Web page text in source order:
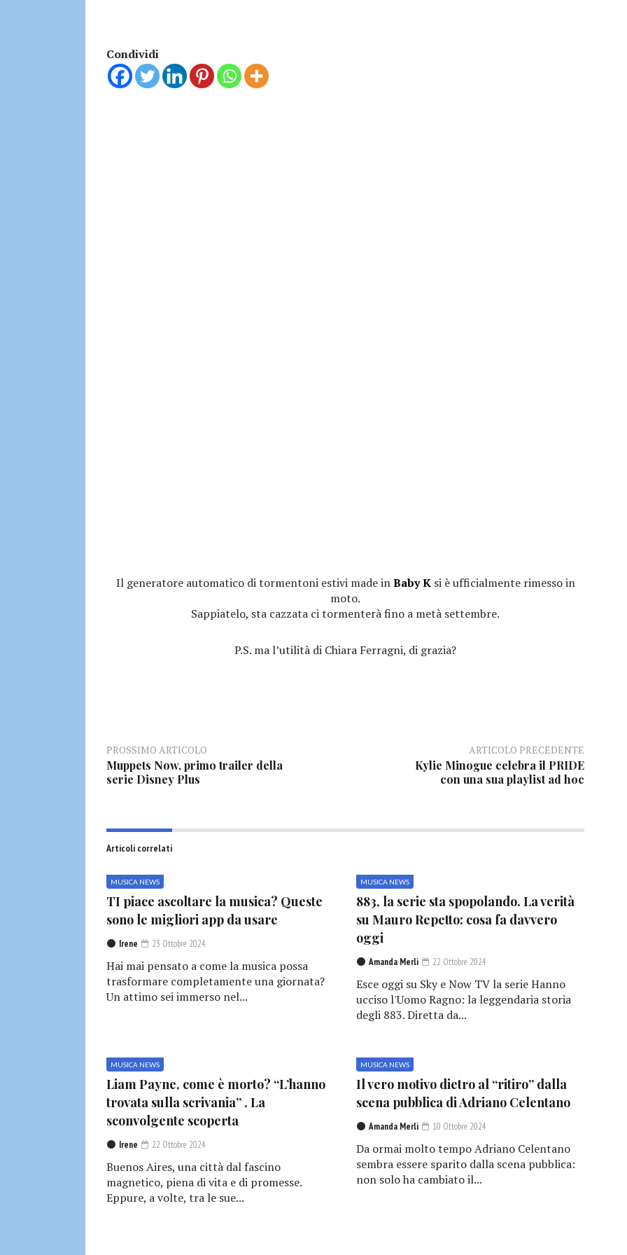
Condividi
Il generatore automatico di tormentoni estivi made inBaby Ksi è ufficialmente rimesso in
moto.
Sappiatelo, sta cazzata ci tormenterà fino a metà settembre.
P.S. ma l’utilità di Chiara Ferragni, di grazia?
PROSSIMO ARTICOLO
Muppets Now, primo trailer della
serie Disney Plus
ARTICOLO PRECEDENTE
Kylie Minogue celebra il PRIDE
con una sua playlist ad hoc
Articoli correlati
MUSICA NEWS
TI piace ascoltare la musica? Queste
sono le migliori app da usare
Irene 23 Ottobre 2024
Hai mai pensato a come la musica possa
trasformare completamente una giornata?
Un attimo sei immerso nel...
MUSICA NEWS
883, la serie sta spopolando. La verità
su Mauro Repetto: cosa fa davvero
oggi
Amanda Merli 22 Ottobre 2024
Esce oggi su Sky e Now TV la serie Hanno
ucciso l'Uomo Ragno: la leggendaria storia
degli 883. Diretta da...
MUSICA NEWS
Liam Payne, come è morto? “L’hanno
trovata sulla scrivania” . La
sconvolgente scoperta
Irene 22 Ottobre 2024
Buenos Aires, una città dal fascino
magnetico, piena di vita e di promesse.
Eppure, a volte, tra le sue...
MUSICA NEWS
Il vero motivo dietro al “ritiro” dalla
scena pubblica di Adriano Celentano
Amanda Merli 10 Ottobre 2024
Da ormai molto tempo Adriano Celentano
sembra essere sparito dalla scena pubblica:
non solo ha cambiato il...